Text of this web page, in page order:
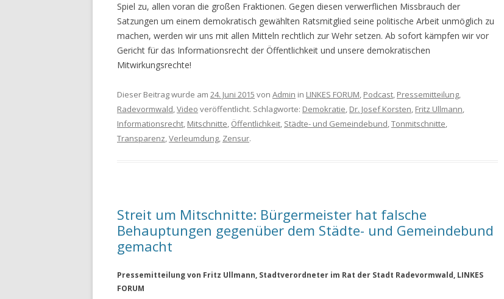
Spiel zu, allen voran die großen Fraktionen. Gegen diesen verwerflichen Missbrauch der
Satzungen um einem demokratisch gewählten Ratsmitglied seine politische Arbeit unmöglich zu
machen, werden wir uns mit allen Mitteln rechtlich zur Wehr setzen. Ab sofort kämpfen wir vor
Gericht für das Informationsrecht der Öffentlichkeit und unsere demokratischen
Mitwirkungsrechte!
Dieser Beitrag wurde am 24. Juni 2015 von Admin in LINKES FORUM, Podcast, Pressemitteilung,
Radevormwald,Video veröffentlicht. Schlagworte: Demokratie, Dr. Josef Korsten, Fritz Ullmann,
Informationsrecht, Mitschnitte, Öffentlichkeit, Städte- und Gemeindebund,Tonmitschnitte,
Transparenz,Verleumdung, Zensur.
Streit um Mitschnitte: Bürgermeister hat falsche
Behauptungen gegenüber dem Städte- und Gemeindebund
gemacht
Pressemitteilung von Fritz Ullmann, Stadtverordneter im Rat der Stadt Radevormwald, LINKES
FORUM